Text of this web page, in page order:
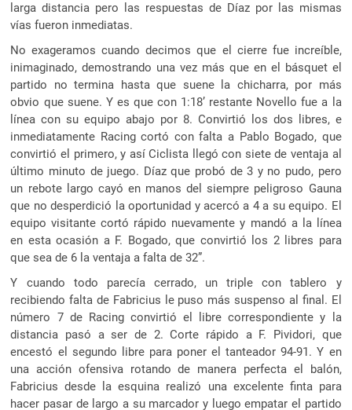
larga distancia pero las respuestas de Díaz por las mismas
vías fueron inmediatas.
No exageramos cuando decimos que el cierre fue increíble,
inimaginado, demostrando una vez más que en el básquet el
partido no termina hasta que suene la chicharra, por más
obvio que suene. Y es que con 1:18’ restante Novello fue a la
línea con su equipo abajo por 8. Convirtió los dos libres, e
inmediatamente Racing cortó con falta a Pablo Bogado, que
convirtió el primero, y así Ciclista llegó con siete de ventaja al
último minuto de juego. Díaz que probó de 3 y no pudo, pero
un rebote largo cayó en manos del siempre peligroso Gauna
que no desperdició la oportunidad y acercó a 4 a su equipo. El
equipo visitante cortó rápido nuevamente y mandó a la línea
en esta ocasión a F. Bogado, que convirtió los 2 libres para
que sea de 6 la ventaja a falta de 32”.
Y cuando todo parecía cerrado, un triple con tablero y
recibiendo falta de Fabricius le puso más suspenso al final. El
número 7 de Racing convirtió el libre correspondiente y la
distancia pasó a ser de 2. Corte rápido a F. Pividori, que
encestó el segundo libre para poner el tanteador 94-91. Y en
una acción ofensiva rotando de manera perfecta el balón,
Fabricius desde la esquina realizó una excelente finta para
hacer pasar de largo a su marcador y luego empatar el partido